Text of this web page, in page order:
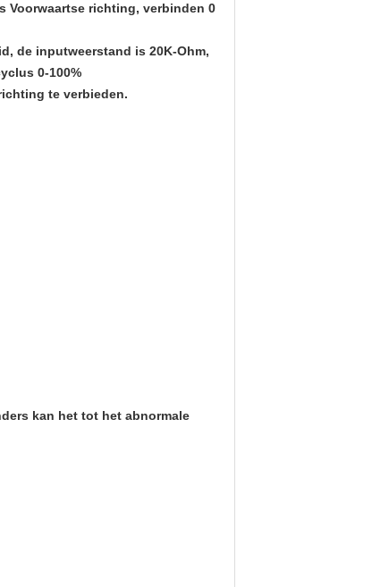
Voorwaartse richting, verbinden 0
de inputweerstand is 20K-Ohm,
0-100%
te verbieden.
kan het tot het abnormale